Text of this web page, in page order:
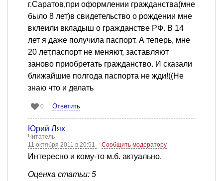
г.Саратов,при оформлении гражданства(мне
было 8 лет)в свидетельство о рождении мне
вклеили вкладыш о гражданстве РФ. В 14
лет я даже получила паспорт. А теперь, мне
20 лет,паспорт не меняют, заставляют
заново приобретать гражданство. И сказали
ближайшие полгода паспорта не жди!((Не
знаю что и делать
0 Ответить
Юрий Лях
Читатель
11 октября 2011 в 20:51
Сообщить модератору
Интересно и кому-то м.б. актуально.
Оценка статьи: 5